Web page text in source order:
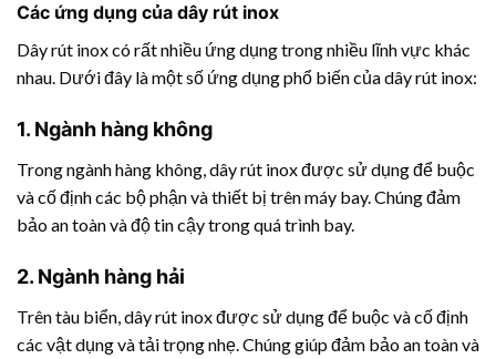
Các ứng dụng của dây rút inox
Dây rút inox có rất nhiều ứng dụng trong nhiều lĩnh vực khác
nhau. Dưới đây là một số ứng dụng phổ biến của dây rút inox:
1. Ngành hàng không
Trong ngành hàng không, dây rút inox được sử dụng để buộc
và cố định các bộ phận và thiết bị trên máy bay. Chúng đảm
bảo an toàn và độ tin cậy trong quá trình bay.
2. Ngành hàng hải
Trên tàu biển, dây rút inox được sử dụng để buộc và cố định
các vật dụng và tải trọng nhẹ. Chúng giúp đảm bảo an toàn và